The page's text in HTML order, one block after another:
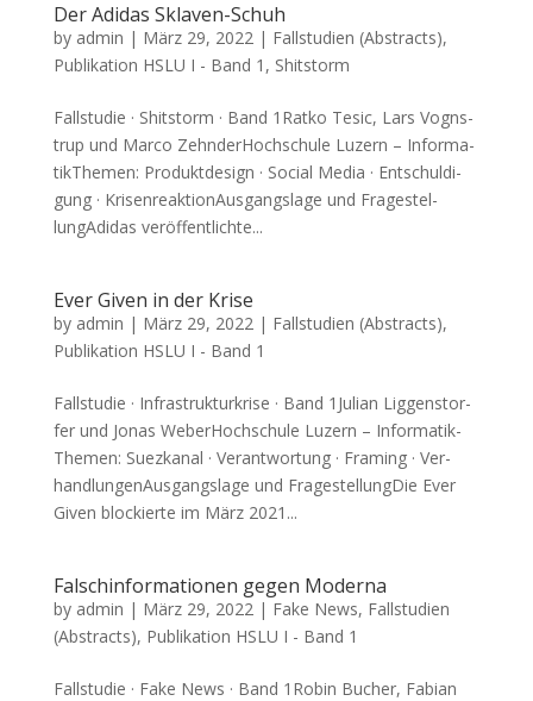
Der Adidas Sklaven-Schuh
by admin | März 29, 2022| Fallstudien (Abstracts),
Publikation HSLU I - Band 1 , Shitstorm
Fall­stu­die · Shits­torm · Band 1Ratko Tesic, Lars Vogns­
trup und Mar­co Zehn­der­Hoch­schu­le Luzern – Infor­ma­
tik­The­men: Pro­dukt­de­sign · Social Media · Ent­schul­di­
gung · Kri­sen­re­ak­ti­on­Aus­gangs­la­ge und Fra­ge­stel­
lungA­di­das ver­öf­fent­lich­te...
Ever Given in der Krise
by admin | März 29, 2022| Fallstudien (Abstracts),
Publikation HSLU I - Band 1
Fall­stu­die · Infra­struk­tur­kri­se · Band 1Julian Lig­gens­tor­
fer und Jonas Weber­Hoch­schu­le Luzern – Infor­ma­tik­
The­men: Suez­ka­nal · Ver­ant­wor­tung · Framing · Ver­
hand­lun­gen­Aus­gangs­la­ge und Fra­ge­stel­lung­Die Ever
Given blockier­te im März 2021...
Falschinformationen gegen Moderna
by admin | März 29, 2022| Fake News, Fallstudien
(Abstracts), Publikation HSLU I - Band 1
Fall­stu­die · Fake News · Band 1Robin Bucher, Fabi­an